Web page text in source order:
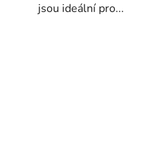
jsou ideální pro...